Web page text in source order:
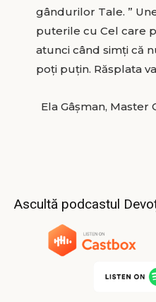
gândurilor Tale. ”
puterile cu Cel care
atunci când simți că
poți puțin. Răsplata
Ela Gâșman, Master
Ascultă podcastul